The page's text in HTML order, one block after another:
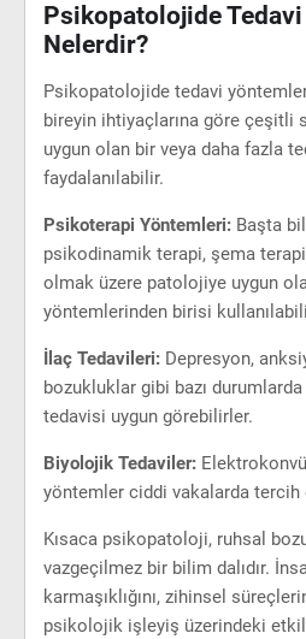
Psikopatolojide Tedavi
Nelerdir?
Psikopatolojide tedavi
bireyin ihtiyaçlarına göre çeşitli
uygun olan bir veya daha fazla
faydalanılabilir.
Psikoterapi Yöntemleri: Başta
psikodinamik terapi, şema
olmak üzere patolojiye uygun
yöntemlerinden birisi
İlaç Tedavileri: Depresyon,
bozukluklar gibi bazı
tedavisi uygun görebilirler.
Biyolojik Tedaviler:
yöntemler ciddi vakalarda tercih
Kısaca psikopatoloji, ruhsal
vazgeçilmez bir bilim dalıdır.
karmaşıklığını, zihinsel
psikolojik işleyiş üzerindeki